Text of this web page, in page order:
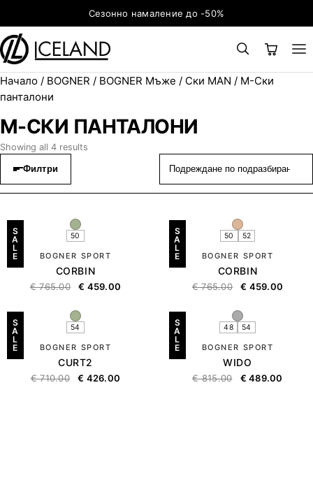
Към съдържаниетоСезонно намаление до -50%
Search for:
ТЪРСЕНЕ
Начало / BOGNER / BOGNER Мъже / Ски MAN / М-Ски
панталони
М-СКИ ПАНТАЛОНИ
Showing all 4 results
Филтри
S
A
L
E
50
BOGNER SPORT
CORBIN
€765.00 € 459.00
S
A
L
E
50 52
BOGNER SPORT
CORBIN
€765.00 € 459.00
S
A
L
E
54
BOGNER SPORT
CURT2
€710.00 € 426.00
S
A
L
E
48 54
BOGNER SPORT
WIDO
€815.00 € 489.00